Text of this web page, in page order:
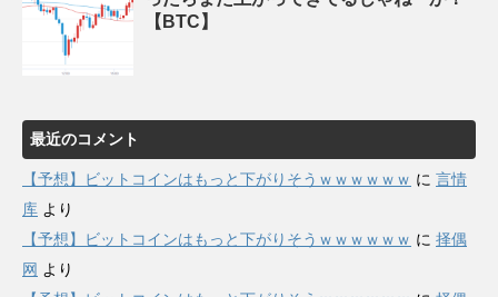
【BTC】
最近のコメント
【予想】ビットコインはもっと下がりそうｗｗｗｗｗｗ に 言情
库 より
【予想】ビットコインはもっと下がりそうｗｗｗｗｗｗ に 择偶
网 より